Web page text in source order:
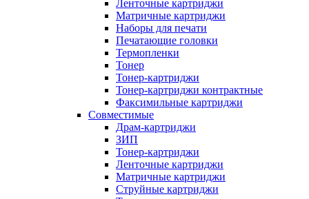
Ленточные картриджи
Матричные картриджи
Наборы для печати
Печатающие головки
Термопленки
Тонер
Тонер-картриджи
Тонер-картриджи контрактные
Факсимильные картриджи
Совместимые
Драм-картриджи
ЗИП
Тонер-картриджи
Ленточные картриджи
Матричные картриджи
Струйные картриджи